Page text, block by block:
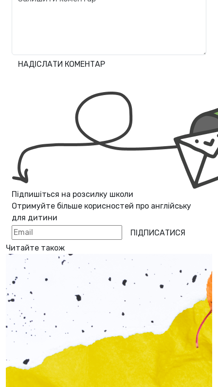
НАДІСЛАТИ КОМЕНТАР
Підпишіться на розсилку школи
Отримуйте більше корисностей про англійську
для дитини
ПІДПИСАТИСЯ
Читайте також